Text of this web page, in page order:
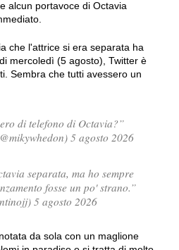
alcun portavoce di Octavia
che l'attrice si era separata ha
mercoledì (5 agosto), Twitter è
Sembra che tutti avessero un
di telefono di Octavia?”
5 agosto 2026
separata, ma ho sempre
fosse un po' strano.”
5 agosto 2026
da sola con un maglione